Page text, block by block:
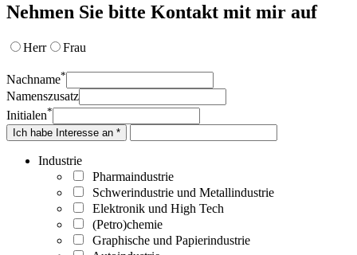
Nehmen Sie bitte Kontakt mit mir auf
Herr Frau
Nachname*
Namenszusatz
Initialen*
Ich habe Interesse an *
Industrie
Pharmaindustrie
Schwerindustrie und Metallindustrie
Elektronik und High Tech
(Petro)chemie
Graphische und Papierindustrie